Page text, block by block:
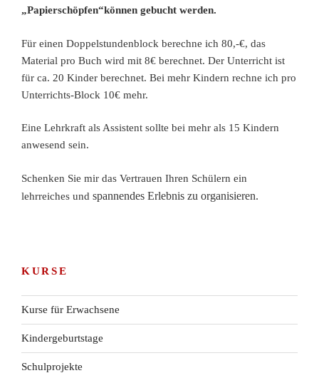
„Papierschöpfen“können gebucht werden.
Für einen Doppelstundenblock berechne ich 80,-€, das
Material pro Buch wird mit 8€ berechnet. Der Unterricht ist
für ca. 20 Kinder berechnet. Bei mehr Kindern rechne ich pro
Unterrichts-Block 10€ mehr.
Eine Lehrkraft als Assistent sollte bei mehr als 15 Kindern
anwesend sein.
Schenken Sie mir das Vertrauen Ihren Schülern ein
lehrreiches und spannendes Erlebnis zu organisieren.
KURSE
Kurse für Erwachsene
Kindergeburtstage
Schulprojekte